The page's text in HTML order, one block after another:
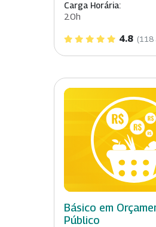
Carga Horária:
20h
4.8 (118
Básico em
Público